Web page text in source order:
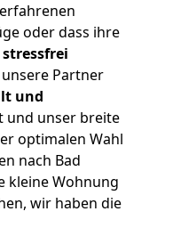
oder dass ihre
Partner
und
und unser breite
optimalen Wahl
nach Bad
kleine Wohnung
wir haben die